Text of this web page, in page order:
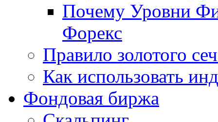
Почему Уровни
Форекс
Правило золотого
Как использовать
Фондовая биржа